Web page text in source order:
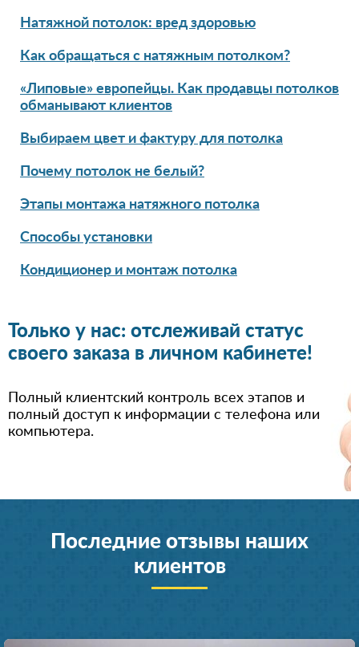
Натяжной потолок: вред здоровью
Как обращаться с натяжным потолком?
«Липовые» европейцы. Как продавцы потолков
обманывают клиентов
Выбираем цвет и фактуру для потолка
Почему потолок не белый?
Этапы монтажа натяжного потолка
Способы установки
Кондиционер и монтаж потолка
Только у нас: отслеживай статус
своего заказа в личном кабинете!
Полный клиентский контроль всех этапов и
полный доступ к информации с телефона или
компьютера.
Последние отзывы наших
клиентов